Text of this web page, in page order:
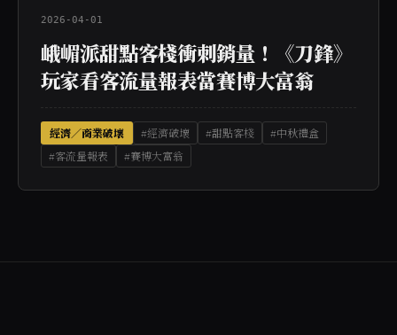
2026-04-01
峨嵋派甜點客棧衝刺銷量！《刀鋒》
玩家看客流量報表當賽博大富翁
經濟／商業破壞 #經濟破壞 #甜點客棧
#中秋禮盒
#客流量報表
#賽博大富翁